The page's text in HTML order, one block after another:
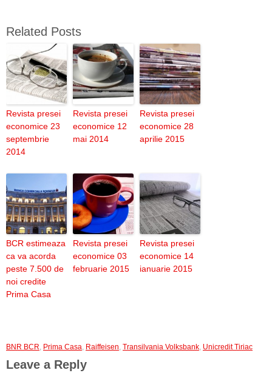
Related Posts
Revista presei
economice 23
septembrie
2014
Revista presei
economice 12
mai 2014
Revista presei
economice 28
aprilie 2015
BCR estimeaza
ca va acorda
peste 7.500 de
noi credite
Prima Casa
Revista presei
economice 03
februarie 2015
Revista presei
economice 14
ianuarie 2015
BNR BCR, Prima Casa, Raiffeisen, Transilvania Volksbank, Unicredit Tiriac
Leave a Reply